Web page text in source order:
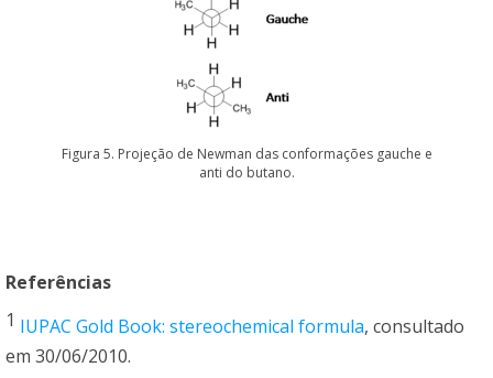
Figura 5. Projeção de Newman das conformações gauche e
anti do butano.
Referências
1 IUPAC Gold Book: stereochemical formula, consultado
em 30/06/2010.